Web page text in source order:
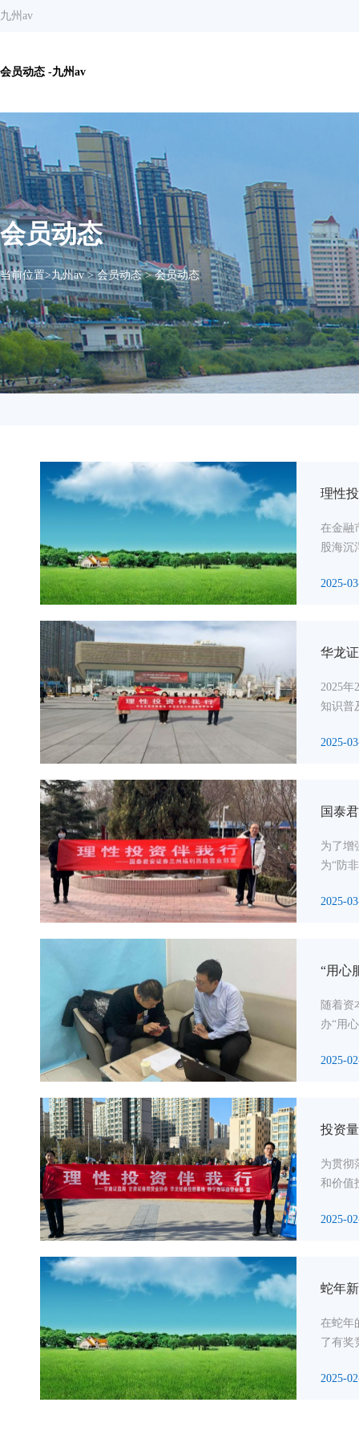
九州av
会员动态 -九州av
会员动态
当前位置>九州av>会员动态>会员动态
理性
在金融
股海沉
2025-
华龙
2025年
知识普
2025-
国泰
为了增
为“防
2025-
“用心
随着资
办“用
2025-
投资
为贯彻
和价值
2025-
蛇年
在蛇年
了有奖
2025-